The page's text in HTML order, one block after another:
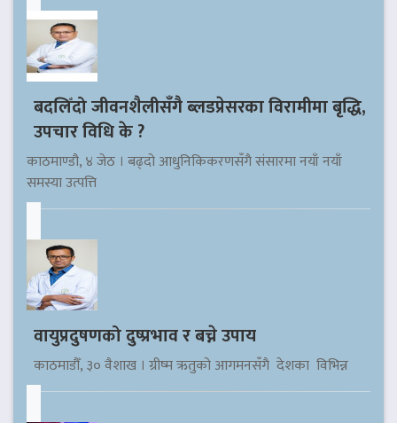
बदलिँदो जीवनशैलीसँगै ब्लडप्रेसरका विरामीमा बृद्धि,
उपचार विधि के ?
काठमाण्डौ, ४ जेठ । बढ्दो आधुनिकिकरणसँगै संसारमा नयाँ नयाँ
समस्या उत्पत्ति
वायुप्रदुषणको दुष्प्रभाव र बच्ने उपाय
काठमाडौँ, ३० वैशाख । ग्रीष्म ऋतुको आगमनसँगै देशका विभिन्न